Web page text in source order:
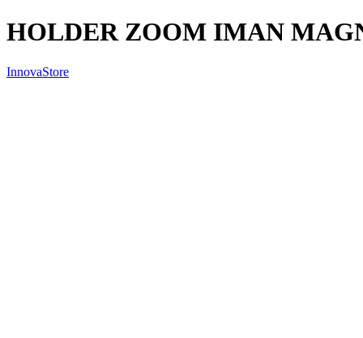
HOLDER ZOOM IMAN
InnovaStore